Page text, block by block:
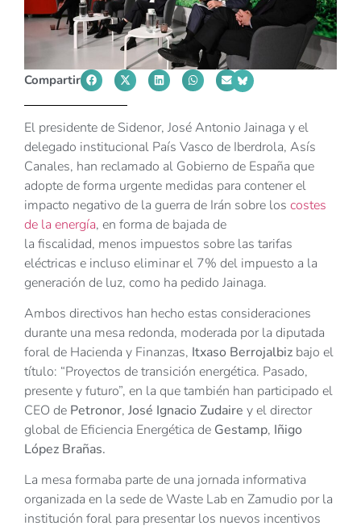
Compartir
El presidente de Sidenor, José Antonio Jainaga y el
delegado institucional País Vasco de Iberdrola, Asís
Canales, han reclamado al Gobierno de España que
adopte de forma urgente medidas para contener el
impacto negativo de la guerra de Irán sobre los costes
de la energía, en forma de bajada de
la fiscalidad, menos impuestos sobre las tarifas
eléctricas e incluso eliminar el 7% del impuesto a la
generación de luz, como ha pedido Jainaga.
Ambos directivos han hecho estas consideraciones
durante una mesa redonda, moderada por la diputada
foral de Hacienda y Finanzas, Itxaso Berrojalbiz bajo el
título: “Proyectos de transición energética. Pasado,
presente y futuro”, en la que también han participado el
CEO de Petronor, José Ignacio Zudaire y el director
global de Eficiencia Energética de Gestamp, Iñigo
López Brañas.
La mesa formaba parte de una jornada informativa
organizada en la sede de Waste Lab en Zamudio por la
institución foral para presentar los nuevos incentivos